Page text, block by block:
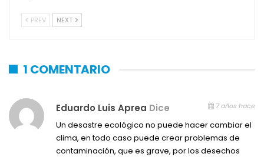
PREV NEXT
1 COMENTARIO
Eduardo Luis Aprea Dice 7 años hace
Un desastre ecológico no puede hacer cambiar el
clima, en todo caso puede crear problemas de
contaminación, que es grave, por los desechos